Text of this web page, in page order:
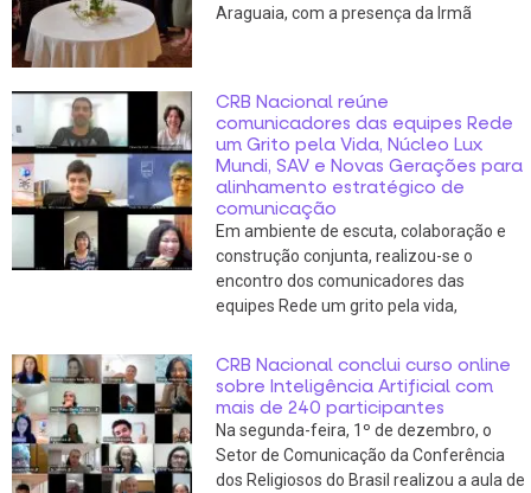
Araguaia, com a presença da Irmã
CRB Nacional reúne
comunicadores das equipes Rede
um Grito pela Vida, Núcleo Lux
Mundi, SAV e Novas Gerações para
alinhamento estratégico de
comunicação
Em ambiente de escuta, colaboração e
construção conjunta, realizou-se o
encontro dos comunicadores das
equipes Rede um grito pela vida,
CRB Nacional conclui curso online
sobre Inteligência Artificial com
mais de 240 participantes
Na segunda-feira, 1º de dezembro, o
Setor de Comunicação da Conferência
dos Religiosos do Brasil realizou a aula de